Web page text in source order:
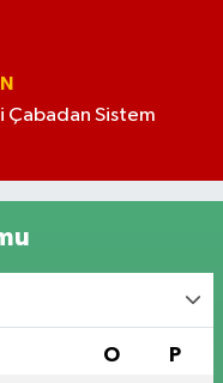
Çabadan Sistem
O P